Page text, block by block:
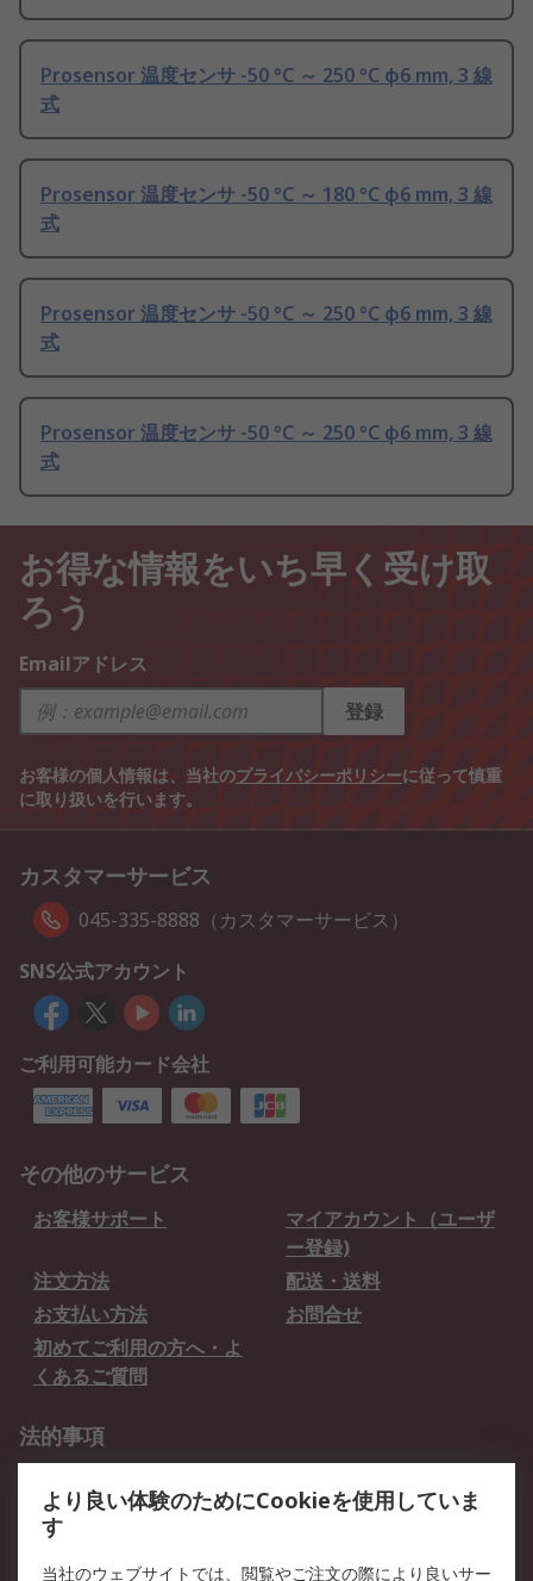
Prosensor 温度センサ -50 °C ～ 250 °C φ6 mm, 3 線
式
Prosensor 温度センサ -50 °C ～ 180 °C φ6 mm, 3 線
式
Prosensor 温度センサ -50 °C ～ 250 °C φ6 mm, 3 線
式
Prosensor 温度センサ -50 °C ～ 250 °C φ6 mm, 3 線
式
お得な情報をいち早く受け取
ろう
Emailアドレス
登録
お客様の個人情報は、当社のプライバシーポリシーに従って慎重
に取り扱いを行います。
カスタマーサービス
045-335-8888（カスタマーサービス）
SNS公式アカウント
ご利用可能カード会社
その他のサービス
お客様サポート
マイアカウント（ユーザ
ー登録)
注文方法
配送・送料
お支払い方法
お問合せ
初めてご利用の方へ・よ
くあるご質問
法的事項
クッキーポリシー
RSについて
より良い体験のためにCookieを使用していま
す
当社のウェブサイトでは、閲覧やご注文の際により良いサー